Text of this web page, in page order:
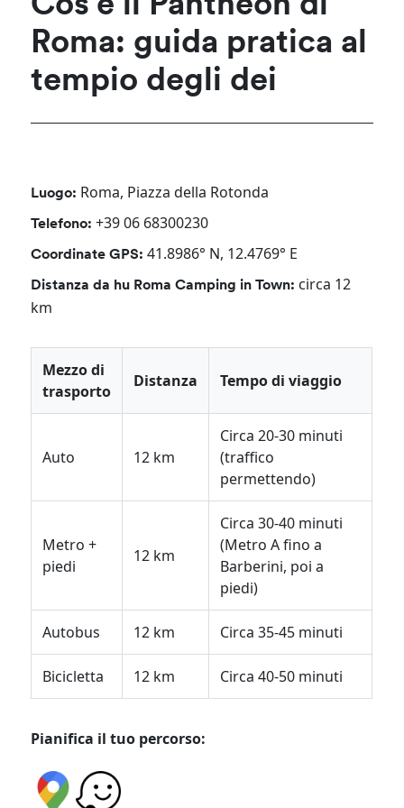
Roma: guida pratica al
tempio degli dei
Luogo: Roma, Piazza della Rotonda
Telefono: +39 06 68300230
Coordinate GPS: 41.8986° N, 12.4769° E
Distanza da hu Roma Camping in Town: circa 12
km
Mezzo di
trasporto
Distanza Tempo di viaggio
Auto 12 km
Circa 20-30 minuti
(traffico
permettendo)
Metro +
piedi
12 km
Circa 30-40 minuti
(Metro A fino a
Barberini, poi a
piedi)
Autobus 12 km Circa 35-45 minuti
Bicicletta 12 km Circa 40-50 minuti
Pianifica il tuo percorso: